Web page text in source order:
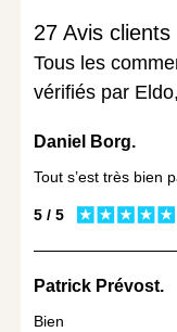
27 Avis clients
Tous les
vérifiés par
Daniel Borg.
Tout s’est très bien
5 / 5
Patrick Prévost.
Bien